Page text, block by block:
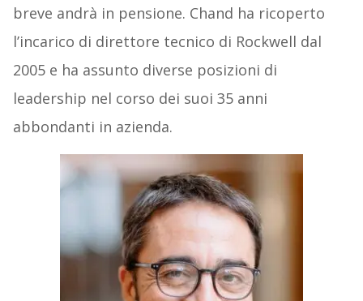
breve andrà in pensione. Chand ha ricoperto
l’incarico di direttore tecnico di Rockwell dal
2005 e ha assunto diverse posizioni di
leadership nel corso dei suoi 35 anni
abbondanti in azienda.